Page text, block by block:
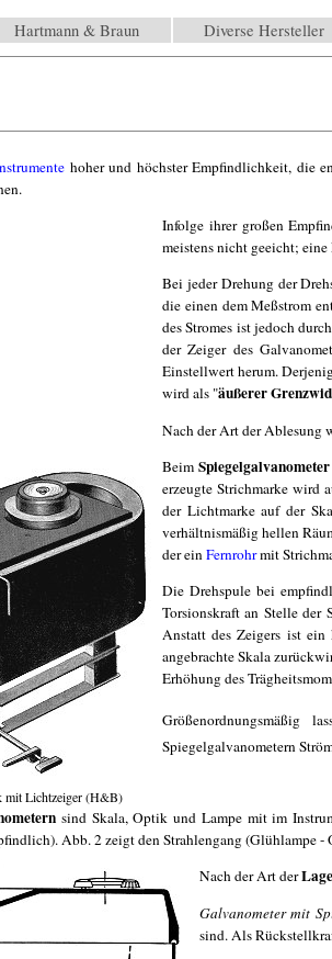
Hartmann & Braun Diverse Hersteller
hoher und höchster Empfindlichkeit, die
mit Lichtzeiger (H&B)
Infolge ihrer großen
meistens nicht geeicht;
Bei jeder Drehung der
die einen dem Meßstrom
des Stromes ist jedoch
der Zeiger des
Einstellwert herum.
wird als "äußerer
Nach der Art der Ablesung
BeimSpiegelgalvanometer
erzeugte Strichmarke wird
der Lichtmarke auf der
verhältnismäßig hellen
der einFernrohrmit
Die Drehspule bei
Torsionskraft an Stelle der
Anstatt des Zeigers ist
angebrachte Skala
Erhöhung des
Größenordnungsmäßig
Spiegelgalvanometern
sind Skala, Optik und Lampe mit im
Abb. 2 zeigt den Strahlengang (Glühlampe
Nach der Art der
Galvanometer mit
sind. Als